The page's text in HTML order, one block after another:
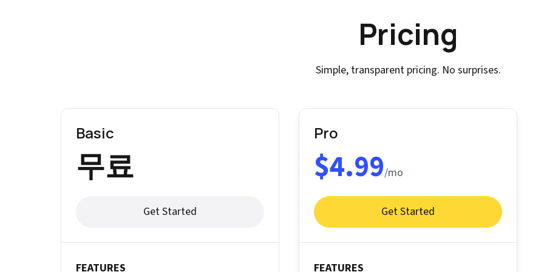
Pricing
Simple, transparent pricing. No surprises.
Basic
무료
Get Started
FEATURES
Pro
$4.99/mo
Get Started
FEATURES